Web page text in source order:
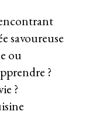
savoureuse
ou
?
?